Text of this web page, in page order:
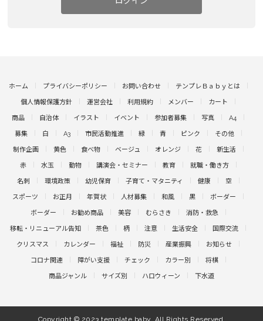
ホーム プライバシーポリシー お問い合わせ テンプレＢａｂｙとは
個人情報保護方針 運営会社 利用規約 メンバー カート
商品 自治体 イラスト イベント 参加者募集 写真 A4
募集 白 A3 市民活動推進 緑 青 ピンク その他
制作企画 黄色 食べ物 ベージュ オレンジ 花 新生活
赤 水玉 動物 講演会・セミナー 教育 就職・働き方
名刺 環境政策 幼児保育 子育て・マタニティ 健康 空
スポーツ お正月 年賀状 人材募集 和風 黒 ボーダー
ボーダー お勧め商品 美容 むらさき 消防・救急
移転・リニューアル告知 茶色 柄 注意 生活安全 国際交流
クリスマス カレンダー 福祉 防災 産業振興 お知らせ
コロナ関連 障がい支援 チェック カラー別 将棋
商品ジャンル サイズ別 ハロウィーン 下水道
Copyright © 2023 template.baby. All Rights Reserved.